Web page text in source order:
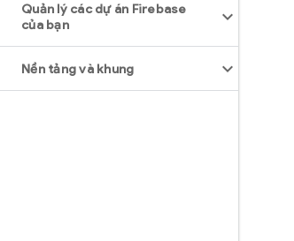
Quản lý các dự án Firebase
của bạn
Nền tảng và khung